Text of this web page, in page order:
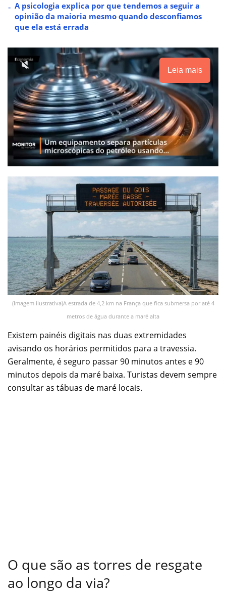
A psicologia explica por que tendemos a seguir a
opinião da maioria mesmo quando desconfiamos
que ela está errada
Leia mais
(Imagem ilustrativa)A estrada de 4,2 km na França que fica submersa por até 4
metros de água durante a maré alta
Existem painéis digitais nas duas extremidades
avisando os horários permitidos para a travessia.
Geralmente, é seguro passar 90 minutos antes e 90
minutos depois da maré baixa. Turistas devem sempre
consultar as tábuas de maré locais.
O que são as torres de resgate
ao longo da via?